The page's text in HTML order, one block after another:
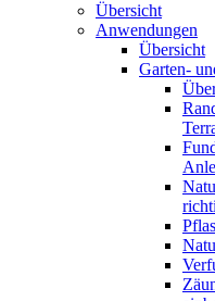
Übersicht
Anwendungen
Übersicht
Garten-